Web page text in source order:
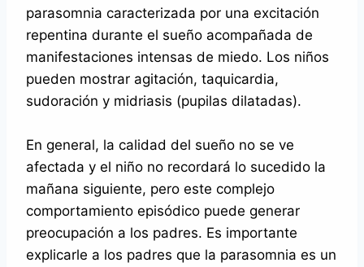
parasomnia caracterizada por una excitación
repentina durante el sueño acompañada de
manifestaciones intensas de miedo. Los niños
pueden mostrar agitación, taquicardia,
sudoración y midriasis (pupilas dilatadas).
En general, la calidad del sueño no se ve
afectada y el niño no recordará lo sucedido la
mañana siguiente, pero este complejo
comportamiento episódico puede generar
preocupación a los padres. Es importante
explicarle a los padres que la parasomnia es un